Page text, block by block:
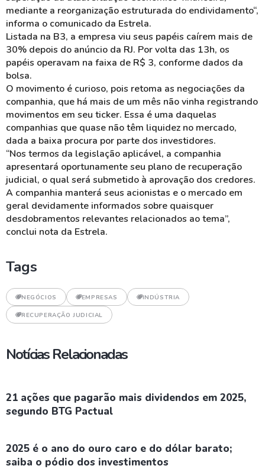
mediante a reorganização estruturada do endividamento“,
informa o comunicado da Estrela.
Listada na B3, a empresa viu seus papéis caírem mais de
30% depois do anúncio da RJ. Por volta das 13h, os
papéis operavam na faixa de R$ 3, conforme dados da
bolsa.
O movimento é curioso, pois retoma as negociações da
companhia, que há mais de um mês não vinha registrando
movimentos em seu ticker. Essa é uma daquelas
companhias que quase não têm liquidez no mercado,
dada a baixa procura por parte dos investidores.
“Nos termos da legislação aplicável, a companhia
apresentará oportunamente seu plano de recuperação
judicial, o qual será submetido à aprovação dos credores.
A companhia manterá seus acionistas e o mercado em
geral devidamente informados sobre quaisquer
desdobramentos relevantes relacionados ao tema”,
conclui nota da Estrela.
Tags
NEGÓCIOS EMPRESAS INDÚSTRIA
RECUPERAÇÃO JUDICIAL
Notícias Relacionadas
21 ações que pagarão mais dividendos em 2025,
segundo BTG Pactual
2025 é o ano do ouro caro e do dólar barato;
saiba o pódio dos investimentos